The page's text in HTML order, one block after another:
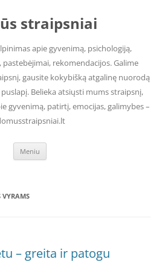
straipsniai
apie gyvenimą, psichologiją,
rekomendacijos. Galime
gausite kokybišką atgalinę nuorodą
Belieka atsiųsti mums straipsnį,
gyvenimą, patirtį, emocijas, galimybes –
Meniu
VYRAMS
– greita ir patogu